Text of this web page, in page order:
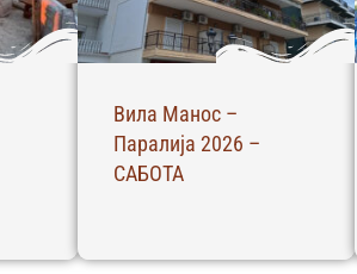
Вила Манос –
Паралија 2026 –
САБОТА